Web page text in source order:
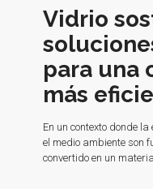
Vidrio
para una
más
En un contexto donde
el medio ambiente son
convertido en un